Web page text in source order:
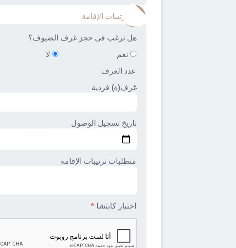
طلب ترتيبات الإقامة
هل ترغب في حجز غرف الضيوف؟
نعم
لا
عدد الغرف
غرف(ة) فردية
تاريخ تسجيل الوصول
متطلبات ترتيبات الإقامة
اختبار كابتشا *